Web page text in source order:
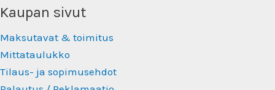
Kaupan sivut
Maksutavat & toimitus
Mittataulukko
Tilaus- ja sopimusehdot